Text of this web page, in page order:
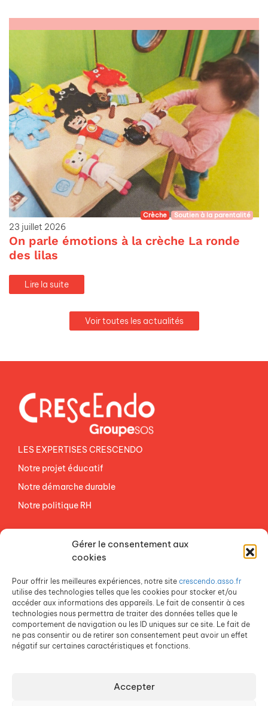
Gérer le consentement aux
cookies
Pour offrir les meilleures expériences, notre site crescendo.asso.fr
utilise des technologies telles que les cookies pour stocker et/ou
accéder aux informations des appareils. Le fait de consentir à ces
technologies nous permettra de traiter des données telles que le
comportement de navigation ou les ID uniques sur ce site. Le fait de
ne pas consentir ou de retirer son consentement peut avoir un effet
négatif sur certaines caractéristiques et fonctions.
Accepter
Crèche Soutien à la parentalité
23 juillet 2026
On parle émotions à la crèche La ronde
des lilas
Lire la suite
Voir toutes les actualités
LES EXPERTISES CRESCENDO
Notre projet éducatif
Notre démarche durable
Notre politique RH
ESPACE PRESSE
Crescendo est une association du Groupe SOS